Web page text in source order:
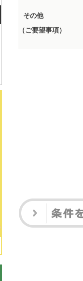
その他
（ご要望事項）